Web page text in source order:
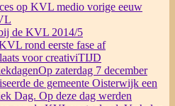
op KVL medio vorige eeuw
de KVL 2014/5
rond eerste fase af
voor creativiTIJD
Op zaterdag 7 december
de gemeente Oisterwijk een
Dag. Op deze dag werden